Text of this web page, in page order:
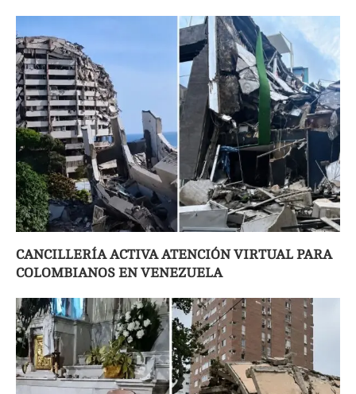
CANCILLERÍA ACTIVA ATENCIÓN VIRTUAL PARA
COLOMBIANOS EN VENEZUELA